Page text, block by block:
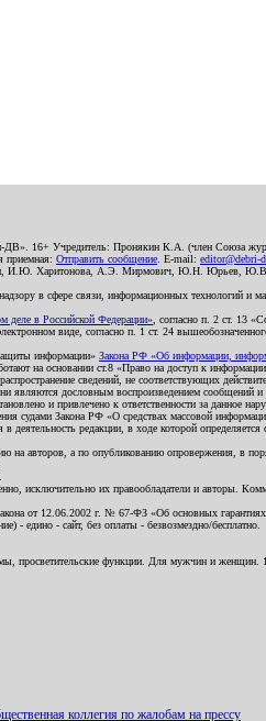
ДВ». 16+ Учредитель: Пронякин К.А. (член Союза
приемная: Отправить сообщение . E-mail: editor@debri-
И.Ю. Харитонова, А.Э. Мирмович, Ю.Н.
в сфере связи, информационных технологий и
в Российской Федерации» , согласно п. 2 ст. 13
виде, согласно п. 1 ст. 24
информации» Закона РФ «Об информации,
на основании ст.8 «Право на доступ к
сведений, не соответствующих
дословным воспроизведением
и привлечено к ответственности за данное
Закона РФ «О средствах массовой
редакции, в ходе которой определяется
авторов, а по опубликованию опровержения, в
исключительно их правообладатели и авторы.
от 12.06.2002 г. № 67-ФЗ «Об основных
- едино - сайт, без оплаты - безвозмездно/бесплатно.
просветительские функции. Для мужчин и женщин.